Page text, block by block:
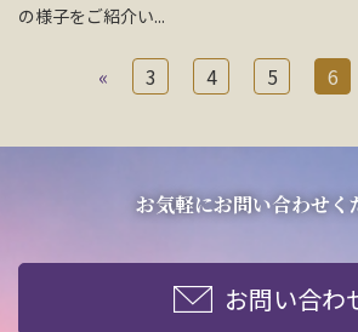
の様子をご紹介い...
« 3 4 5 6
お気軽にお問い合わせく
お問い合わ